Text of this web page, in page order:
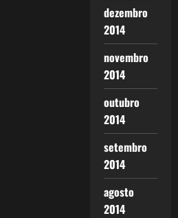
dezembro
2014
novembro
2014
outubro
2014
setembro
2014
agosto
2014